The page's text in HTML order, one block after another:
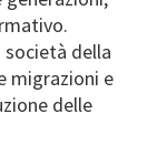
della
migrazioni e
delle